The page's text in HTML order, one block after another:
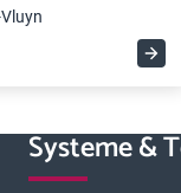
Systeme &